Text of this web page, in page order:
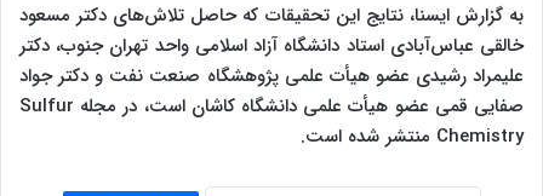
به گزارش ایسنا،نتایج این تحقیقات که حاصل تلاش‌های دکتر مسعود
خالقی عباس‌آبادی استاد دانشگاه آزاد اسلامی واحد تهران جنوب، دکتر
علیمراد رشیدی عضو هیأت علمی پژوهشگاه صنعت نفت و دکتر جواد
صفایی قمی عضو هیأت علمی دانشگاه کاشان است، در مجله Sulfur
Chemistry منتشر شده است.